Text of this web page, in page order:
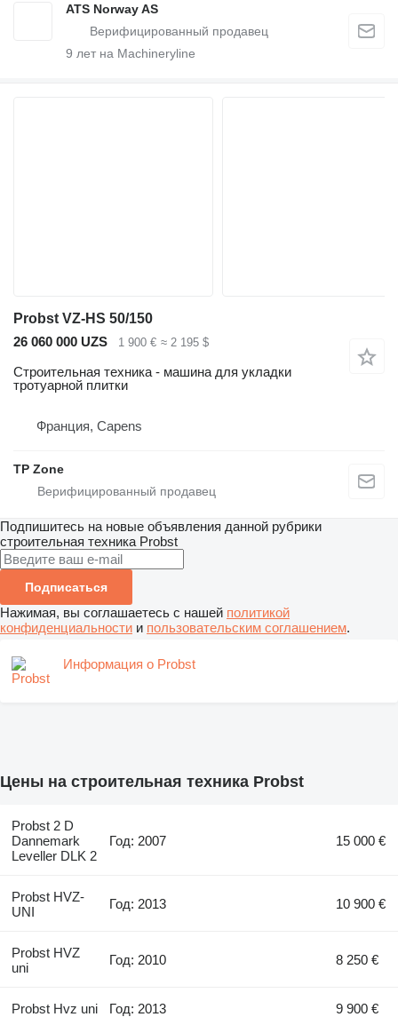
ATS Norway AS
9 лет на Machineryline
Probst VZ-HS 50/150
26 060 000 UZS
1 900 € ≈ 2 195 $
Строительная техника - машина для укладки
тротуарной плитки
Франция, Capens
TP Zone
Подпишитесь на новые объявления данной рубрики
строительная техника Probst
Подписаться
Нажимая, вы соглашаетесь с нашей политикой
конфиденциальности и пользовательским соглашением.
Информация о Probst
Цены на строительная техника Probst
Probst 2 D
Dannemark
Leveller DLK 2
Год: 2007 15 000 €
Probst HVZ-
UNI
Год: 2013 10 900 €
Probst HVZ
uni
Год: 2010 8 250 €
Probst Hvz uni Год: 2013 9 900 €